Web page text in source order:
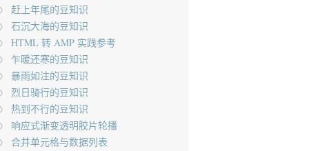
赶上年尾的豆知识
石沉大海的豆知识
HTML 转 AMP 实践参考
乍暖还寒的豆知识
暴雨如注的豆知识
烈日骑行的豆知识
热到不行的豆知识
响应式渐变透明胶片轮播
合并单元格与数据列表